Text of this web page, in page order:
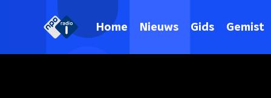
Home Nieuws Gids Gemist